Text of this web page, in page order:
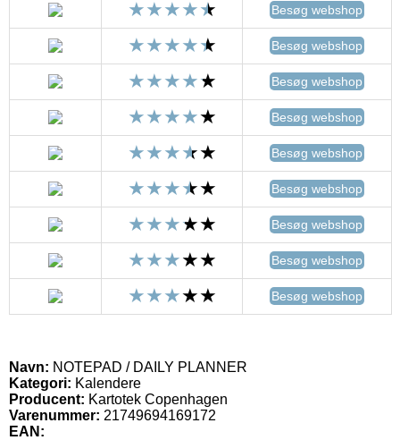
Besøg webshop
Besøg webshop
Besøg webshop
Besøg webshop
Besøg webshop
Besøg webshop
Besøg webshop
Besøg webshop
Besøg webshop
Navn: NOTEPAD / DAILY PLANNER
Kategori: Kalendere
Producent: Kartotek Copenhagen
Varenummer: 21749694169172
EAN: